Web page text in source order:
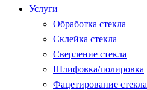
Услуги
Обработка стекла
Склейка стекла
Сверление стекла
Шлифовка/полировка
Фацетирование стекла